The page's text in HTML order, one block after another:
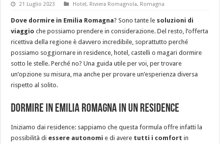
21 Luglio 2023 Hotel, Riviera Romagnola, Romagna
Dove dormire in Emilia Romagna? Sono tante le soluzioni di
viaggio che possiamo prendere in considerazione. Del resto, l’offerta
ricettiva della regione è davvero incredibile, soprattutto perché
possiamo soggiornare in residence, hotel, castelli o magari dormire
sotto le stelle. Perché no? Una guida utile per voi, per trovare
un’opzione su misura, ma anche per provare un’esperienza diversa
rispetto al solito.
Dormire in Emilia Romagna in un residence
Iniziamo dai residence: sappiamo che questa formula offre infatti la
possibilità di essere autonomi e di avere tutti i comfort in